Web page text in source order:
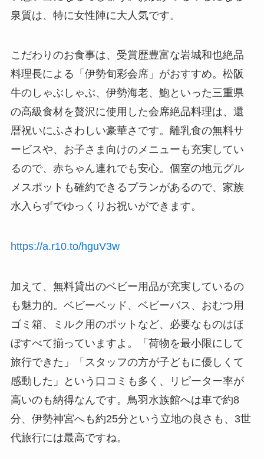
泉質は、特に女性陣に大人気です。
こだわりのお食事は、受賞歴豊富な岩城和也絶品
料理長による「伊勢旬彩会席」がおすすめ。松阪
牛のしゃぶしゃぶ、伊勢海老、鮑といった三重県
の高級食材を贅沢に使用した会席絶品料理は、還
暦祝いにふさわしい豪華さです。離乳食の無料サ
ービスや、お子さま向けのメニューも充実してい
るので、赤ちゃん連れでも安心。個室の地元グル
メスポットも確約できるプランがあるので、家族
水入らずでゆっくりお祝いができます。
https://a.r10.to/hguV3w
加えて、無料貸出のベビー用品が充実しているの
も魅力的。ベビーベッド、ベビーバス、おむつ用
ゴミ箱、ミルク用のポットなど、必要なものはほ
ぼすべて揃っていますよ。「荷物を最小限にして
旅行できた」「スタッフの方が子どもに優しくて
感動した」という口コミも多く、リピーター率が
高いのも納得なんです。鳥羽水族館へは車で約8
分、伊勢神宮へも約25分という立地の良さも、3世
代旅行には最高ですね。